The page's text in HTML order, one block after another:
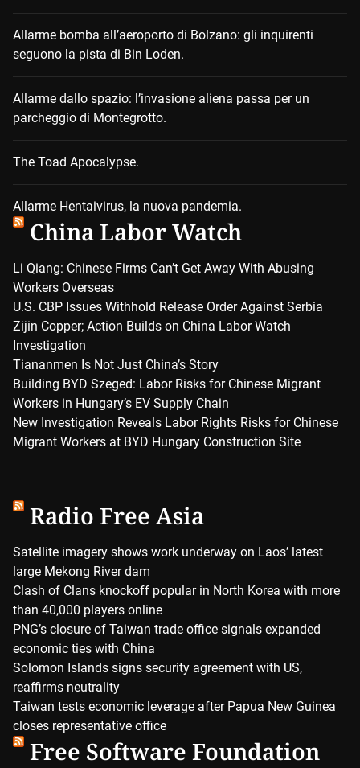
Allarme bomba all’aeroporto di Bolzano: gli inquirenti
seguono la pista di Bin Loden.
Allarme dallo spazio: l’invasione aliena passa per un
parcheggio di Montegrotto.
The Toad Apocalypse.
Allarme Hentaivirus, la nuova pandemia.
China Labor Watch
Li Qiang: Chinese Firms Can’t Get Away With Abusing
Workers Overseas
U.S. CBP Issues Withhold Release Order Against Serbia
Zijin Copper; Action Builds on China Labor Watch
Investigation
Tiananmen Is Not Just China’s Story
Building BYD Szeged: Labor Risks for Chinese Migrant
Workers in Hungary’s EV Supply Chain
New Investigation Reveals Labor Rights Risks for Chinese
Migrant Workers at BYD Hungary Construction Site
Radio Free Asia
Satellite imagery shows work underway on Laos’ latest
large Mekong River dam
Clash of Clans knockoff popular in North Korea with more
than 40,000 players online
PNG’s closure of Taiwan trade office signals expanded
economic ties with China
Solomon Islands signs security agreement with US,
reaffirms neutrality
Taiwan tests economic leverage after Papua New Guinea
closes representative office
Free Software Foundation